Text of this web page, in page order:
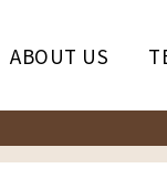
ABOUT US